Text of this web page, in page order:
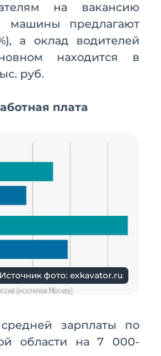
на вакансию
машины предлагают
а оклад водителей
находится в
руб.
плата
Источник фото: exkavator.ru
зарплаты по
области на 7 000-